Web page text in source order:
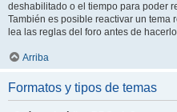
deshabilitado o el tiempo para poder
También es posible reactivar un tema
lea las reglas del foro antes de
Arriba
Formatos y tipos de temas